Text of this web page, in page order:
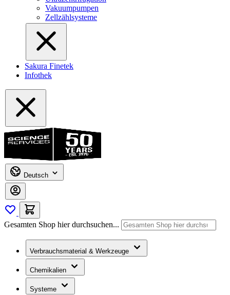
Vakuumpumpen
Zellzählsysteme
Sakura Finetek
Infothek
Deutsch
Gesamten Shop hier durchsuchen...
Verbrauchsmaterial & Werkzeuge
Chemikalien
Systeme